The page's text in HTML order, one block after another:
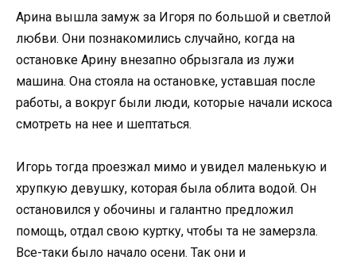
Арина вышла замуж за Игоря по большой и светлой
любви. Они познакомились случайно, когда на
остановке Арину внезапно обрызгала из лужи
машина. Она стояла на остановке, уставшая после
работы, а вокруг были люди, которые начали искоса
смотреть на нее и шептаться.
Игорь тогда проезжал мимо и увидел маленькую и
хрупкую девушку, которая была облита водой. Он
остановился у обочины и галантно предложил
помощь, отдал свою куртку, чтобы та не замерзла.
Все-таки было начало осени. Так они и